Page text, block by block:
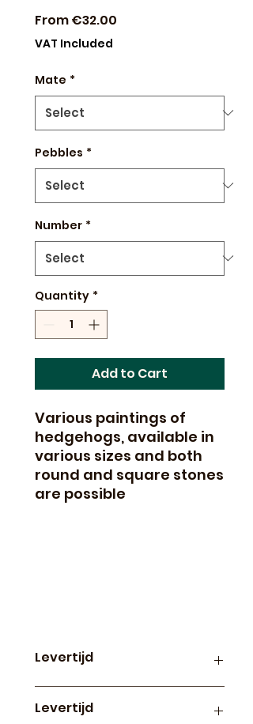
From€32.00
VAT Included
Mate *
Pebbles *
Number *
Quantity *
Add to Cart
Various paintings of
hedgehogs, available in
various sizes and both
round and square stones
are possible
Levertijd
paintings op canvas is
Levertijd